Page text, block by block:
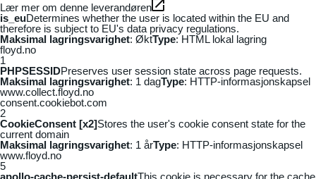
Lær mer om denne leverandøren
is_euDetermines whether the user is located within the EU and
therefore is subject to EU's data privacy regulations.
Maksimal lagringsvarighet: ØktType: HTML lokal lagring
floyd.no
1
PHPSESSIDPreserves user session state across page requests.
Maksimal lagringsvarighet: 1 dagType: HTTP-informasjonskapsel
www.collect.floyd.no
consent.cookiebot.com
2
CookieConsent [x2]Stores the user's cookie consent state for the
current domain
Maksimal lagringsvarighet: 1 årType: HTTP-informasjonskapsel
www.floyd.no
5
apollo-cache-persist-defaultThis cookie is necessary for the cache